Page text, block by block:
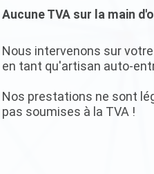
Aucune TVA sur la main
Nous intervenons sur
en tant qu'artisan auto-
Nos prestations ne sont
pas soumises à la TVA !